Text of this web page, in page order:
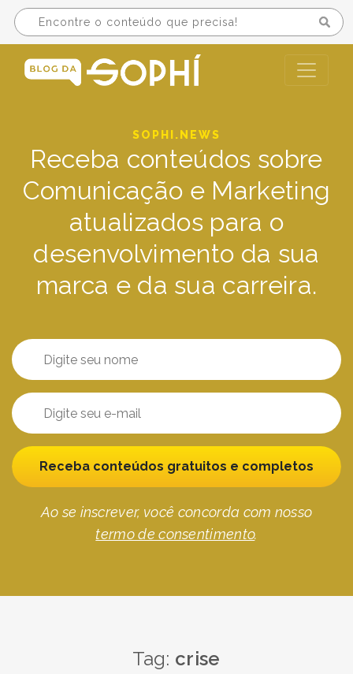
SOPHI.NEWS
Receba conteúdos sobre
Comunicação e Marketing
atualizados para o
desenvolvimento da sua
marca e da sua carreira.
Receba conteúdos gratuitos e completos
Ao se inscrever, você concorda com nosso
termo de consentimento.
Tag: crise